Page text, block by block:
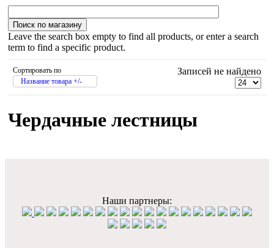
Leave the search box empty to find all products, or enter a search
term to find a specific product.
Сортировать по
Название товара +/-
Записей не найдено
Чердачные лестницы
Наши партнеры: